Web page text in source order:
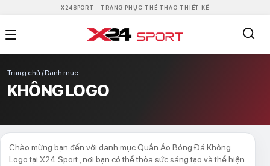
X24SPORT - TRANG PHỤC THỂ THAO THIẾT KẾ
Trang chủ / Danh mục
KHÔNG LOGO
Chào mừng bạn đến với danh mục Quần Áo Bóng Đá Không
Logo tại X24 Sport , nơi bạn có thể thỏa sức sáng tạo và thể hiện